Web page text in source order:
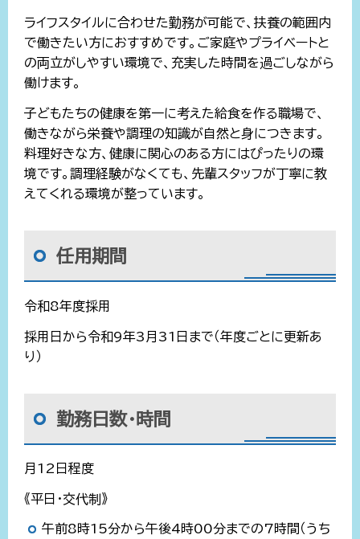
ライフスタイルに合わせた勤務が可能で、扶養の範囲内
で働きたい方におすすめです。ご家庭やプライベートと
の両立がしやすい環境で、充実した時間を過ごしながら
働けます。
子どもたちの健康を第一に考えた給食を作る職場で、
働きながら栄養や調理の知識が自然と身につきます。
料理好きな方、健康に関心のある方にはぴったりの環
境です。調理経験がなくても、先輩スタッフが丁寧に教
えてくれる環境が整っています。
任用期間
令和8年度採用
採用日から令和9年3月31日まで（年度ごとに更新あ
り）
勤務日数・時間
月12日程度
《平日・交代制》
午前8時15分から午後4時00分までの7時間（うち